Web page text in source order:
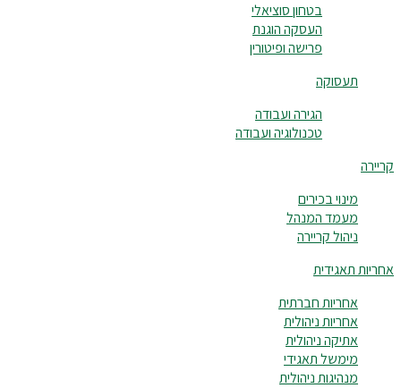
בטחון סוציאלי
העסקה הוגנת
פרישה ופיטורין
תעסוקה
הגירה ועבודה
טכנולוגיה ועבודה
קריירה
מינוי בכירים
מעמד המנהל
ניהול קריירה
אחריות תאגידית
אחריות חברתית
אחריות ניהולית
אתיקה ניהולית
מימשל תאגידי
מנהיגות ניהולית